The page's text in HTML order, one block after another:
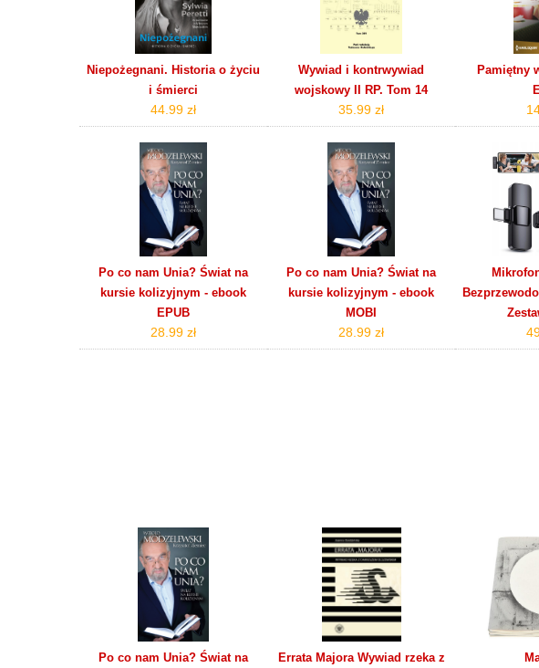
Niepożegnani. Historia o życiu
i śmierci
44.99 zł
Wywiad i kontrwywiad
wojskowy II RP. Tom 14
35.99 zł
Pamiętny
Po co nam Unia? Świat na
kursie kolizyjnym - ebook
EPUB
28.99 zł
Po co nam Unia? Świat na
kursie kolizyjnym - ebook
MOBI
28.99 zł
Po co nam Unia? Świat na
Errata Majora Wywiad rzeka z